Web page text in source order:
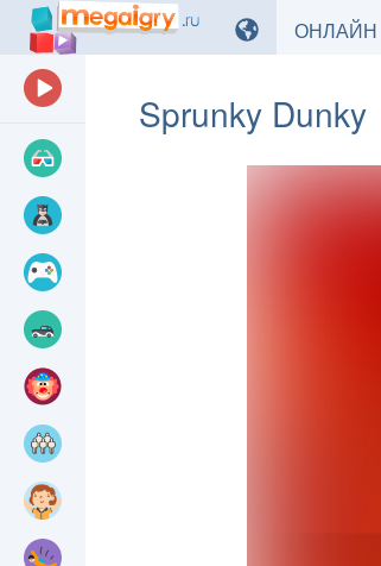
ОНЛАЙН
Sprunky Dunky